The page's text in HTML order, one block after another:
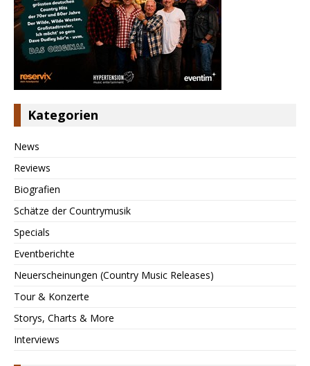
Kategorien
News
Reviews
Biografien
Schätze der Countrymusik
Specials
Eventberichte
Neuerscheinungen (Country Music Releases)
Tour & Konzerte
Storys, Charts & More
Interviews